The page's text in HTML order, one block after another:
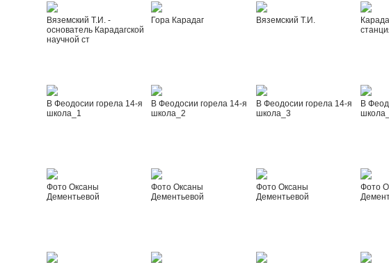
Вяземский Т.И. -
основатель Карадагской
научной ст
Гора Карадаг Вяземский Т.И.
В Феодосии горела 14-я
школа_1
В Феодосии горела 14-я
школа_2
В Феодосии горела 14-я
школа_3
В
Фото Оксаны
Дементьевой
Фото Оксаны
Дементьевой
Фото Оксаны
Дементьевой
Фото